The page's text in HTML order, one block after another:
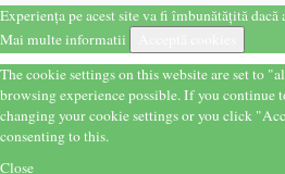
Societatea Muzicala organizeaza un
cotidiene, de nivel academic, cu durata
semestre),...
The Fever
By Wallace Shawn, with Simona
The Fever de Wallace Shawn, one-
Maicanescu, in engleza, supratitrat in
inchidere ...
Experiența pe acest site va fi îmbunătățită
Mai multe informatii
The cookie settings on this website are set to
browsing experience possible. If you continue
changing your cookie settings or you click
consenting to this.
Close